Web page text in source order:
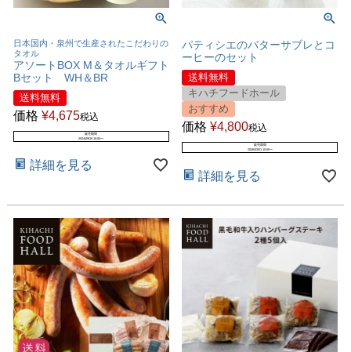
日本国内・泉州で生産されたこだわりの
タオル
アソートBOX M＆タオルギフト
Bセット WH＆BR
送料無料
価格 ¥4,675税込
販売期間
2024/09/28 10:00〜
詳細を見る
パティシエのバターサブレとコ
ーヒーのセット
送料無料
キハチフードホール
おすすめ
価格 ¥4,800税込
販売期間
2026/03/01 10:00〜
詳細を見る